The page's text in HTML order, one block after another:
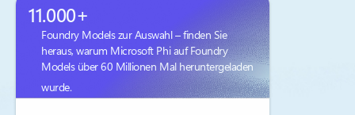
11.000+
Foundry Models zur Auswahl – finden Sie
heraus, warum Microsoft Phi auf Foundry
Models über 60 Millionen Mal heruntergeladen
wurde.